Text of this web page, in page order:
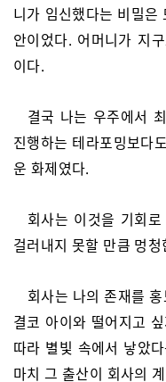
니가 임신했다는 비밀은
안이었다. 어머니가 지
이다.
결국 나는 우주에서
진행하는 테라포밍보다
운 화제였다.
회사는 이것을 기회
걸러내지 못할 만큼 멍
회사는 나의 존재를
결코 아이와 떨어지고
따라 별빛 속에서 낳았
마치 그 출산이 회사의